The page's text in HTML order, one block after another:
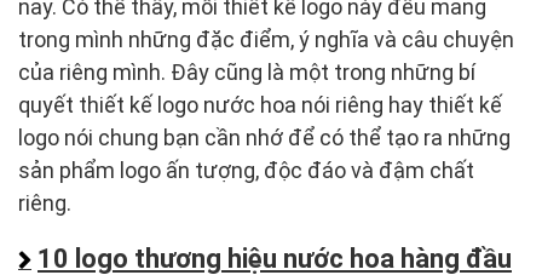
nay. Có thể thấy, mỗi thiết kế logo này đều mang
trong mình những đặc điểm, ý nghĩa và câu chuyện
của riêng mình. Đây cũng là một trong những bí
quyết thiết kế logo nước hoa nói riêng hay thiết kế
logo nói chung bạn cần nhớ để có thể tạo ra những
sản phẩm logo ấn tượng, độc đáo và đậm chất
riêng.
10 logo thương hiệu nước hoa hàng đầu